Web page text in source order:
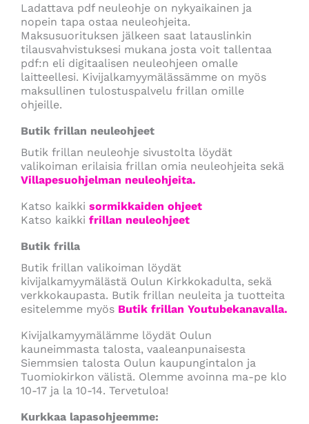
Ladattava pdf neuleohje on nykyaikainen ja
nopein tapa ostaa neuleohjeita.
Maksusuorituksen jälkeen saat latauslinkin
tilausvahvistuksesi mukana josta voit tallentaa
pdf:n eli digitaalisen neuleohjeen omalle
laitteellesi. Kivijalkamyymälässämme on myös
maksullinen tulostuspalvelu frillan omille
ohjeille.
Butik frillan neuleohjeet
Butik frillan neuleohje sivustolta löydät
valikoiman erilaisia frillan omia neuleohjeita sekä
Villapesuohjelman neuleohjeita.
Katso kaikki sormikkaiden ohjeet
Katso kaikki frillan neuleohjeet
Butik frilla
Butik frillan valikoiman löydät
kivijalkamyymälästä Oulun Kirkkokadulta, sekä
verkkokaupasta. Butik frillan neuleita ja tuotteita
esitelemme myös Butik frillan Youtubekanavalla.
Kivijalkamyymälämme löydät Oulun
kauneimmasta talosta, vaaleanpunaisesta
Siemmsien talosta Oulun kaupungintalon ja
Tuomiokirkon välistä. Olemme avoinna ma-pe klo
10-17 ja la 10-14. Tervetuloa!
Kurkkaa lapasohjeemme: